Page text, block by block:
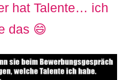
hat Talente… ich
das 😄